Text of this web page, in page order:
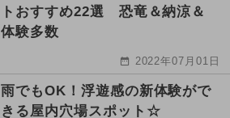
トおすすめ22選 恐竜＆納涼＆
体験多数
2022年07月01日
雨でもOK！浮遊感の新体験がで
きる屋内穴場スポット☆